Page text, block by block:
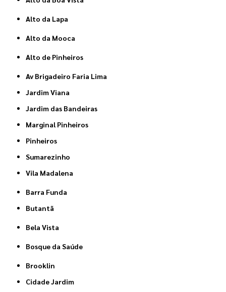
Alto da Lapa
Alto da Mooca
Alto de Pinheiros
Av Brigadeiro Faria Lima
Jardim Viana
Jardim das Bandeiras
Marginal Pinheiros
Pinheiros
Sumarezinho
Vila Madalena
Barra Funda
Butantã
Bela Vista
Bosque da Saúde
Brooklin
Cidade Jardim